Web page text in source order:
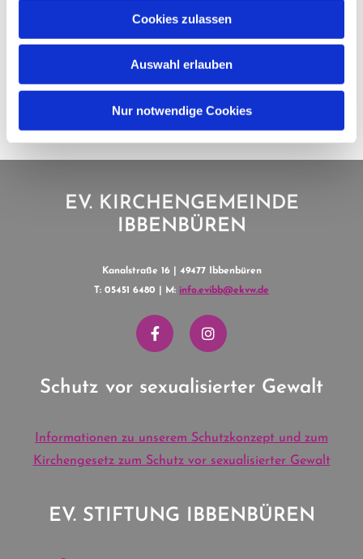
Cookies zulassen
Auswahl erlauben
Nur notwendige Cookies
EV. KIRCHENGEMEINDE
IBBENBÜREN
Kanalstraße 16 | 49477 Ibbenbüren
T: 05451 6480 | M: info.evibb@ekvw.de
Schutz vor sexualisierter Gewalt
Informationen zu unserem Schutzkonzept und zum
Kirchengesetz zum Schutz vor sexualisierter Gewalt
EV. STIFTUNG IBBENBÜREN